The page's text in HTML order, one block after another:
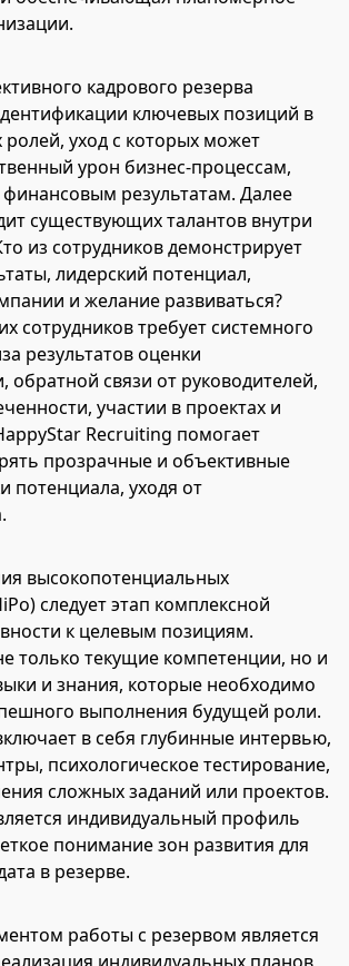
кадрового резерва
ключевых позиций в
ролей, уход с которых может
урон бизнес-процессам,
результатам. Далее
существующих талантов внутри
из сотрудников демонстрирует
лидерский потенциал,
и желание развиваться?
сотрудников требует системного
результатов оценки
обратной связи от руководителей,
участии в проектах и
Recruiting помогает
прозрачные и объективные
потенциала, уходя от
высокопотенциальных
следует этап комплексной
к целевым позициям.
только текущие компетенции, но и
и знания, которые необходимо
выполнения будущей роли.
в себя глубинные интервью,
психологическое тестирование,
сложных заданий или проектов.
индивидуальный профиль
понимание зон развития для
в резерве.
работы с резервом является